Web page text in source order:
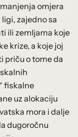
omjera
zajedno sa
ili zemljama koje
krize, a koje joj
priču o tome da
fiskalne
uz alokaciju
mora i dalje
dugoročnu